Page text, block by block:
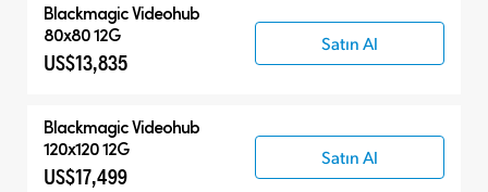
Blackmagic Videohub
80x80 12G
US$13,835
Satın Al
Blackmagic Videohub
120x120 12G
US$17,499
Satın Al